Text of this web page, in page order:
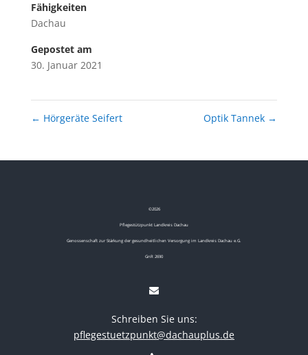
Fähigkeiten
Dachau
Gepostet am
30. Januar 2021
← Hörgeräte Seifert Optik Tannek →
©2026
Pflegestützpunkt Landkreis Dachau
Genossenschaft zur Stärkung der gesundheitlichen Versorgung im Landkreis Dachau e.G.
GnR 2690
Schreiben Sie uns:
pflegestuetzpunkt@dachauplus.de